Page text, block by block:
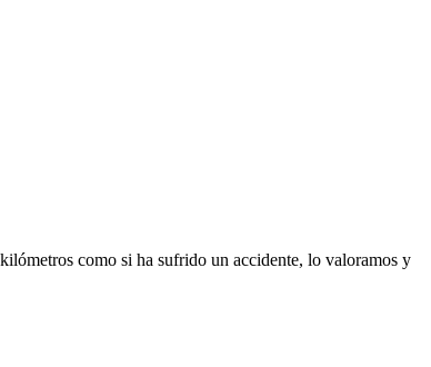
como si ha sufrido un accidente, lo valoramos y